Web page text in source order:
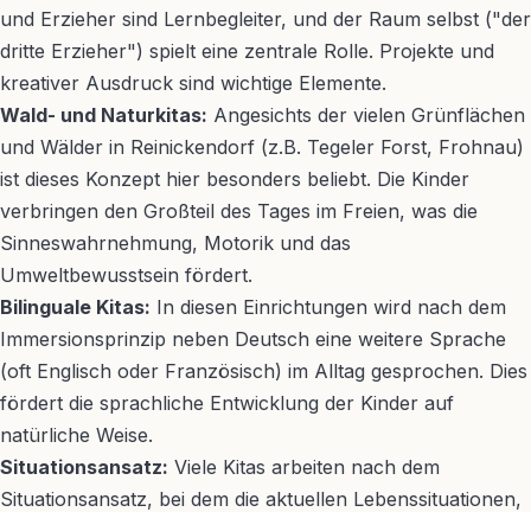
und Erzieher sind Lernbegleiter, und der Raum selbst ("der
dritte Erzieher") spielt eine zentrale Rolle. Projekte und
kreativer Ausdruck sind wichtige Elemente.
Wald- und Naturkitas: Angesichts der vielen Grünflächen
und Wälder in Reinickendorf (z.B. Tegeler Forst, Frohnau)
ist dieses Konzept hier besonders beliebt. Die Kinder
verbringen den Großteil des Tages im Freien, was die
Sinneswahrnehmung, Motorik und das
Umweltbewusstsein fördert.
Bilinguale Kitas: In diesen Einrichtungen wird nach dem
Immersionsprinzip neben Deutsch eine weitere Sprache
(oft Englisch oder Französisch) im Alltag gesprochen. Dies
fördert die sprachliche Entwicklung der Kinder auf
natürliche Weise.
Situationsansatz: Viele Kitas arbeiten nach dem
Situationsansatz, bei dem die aktuellen Lebenssituationen,